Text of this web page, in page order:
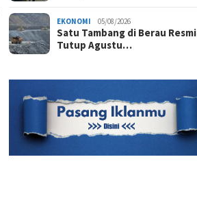
EKONOMI 05/08/2026
Satu Tambang di Berau Resmi
Tutup Agustu…